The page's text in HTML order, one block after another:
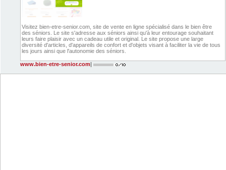
Visitez bien-etre-senior.com, site de vente en ligne spécialisé dans le bien être
des séniors. Le site s'adresse aux séniors ainsi qu'à leur entourage souhaitant
leurs faire plaisir avec un cadeau utile et original. Le site propose une large
diversité d'articles, d'appareils de confort et d'objets visant à faciliter la vie de tous
les jours ainsi que l'autonomie des séniors.
www.bien-etre-senior.com|